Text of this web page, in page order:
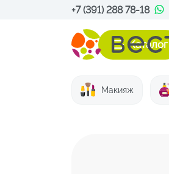
+7 (391) 288 78-18
Каталог
Макияж